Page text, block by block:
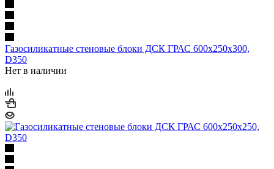
Газосиликатные стеновые блоки ДСК ГРАС 600х250х300,
D350
Нет в наличии